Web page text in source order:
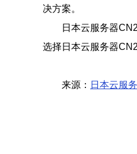
决方案。
日本云服务器
选择日本云服务器
来源： 日本云服